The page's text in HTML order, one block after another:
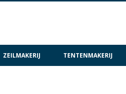
ZEILMAKERIJ TENTENMAKERIJ